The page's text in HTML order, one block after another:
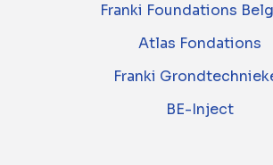
Franki Foundations
Atlas Fondations
Franki
BE-Inject